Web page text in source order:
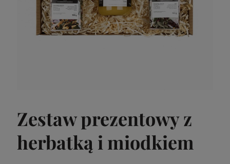
Zestaw prezentowy z
herbatką i miodkiem